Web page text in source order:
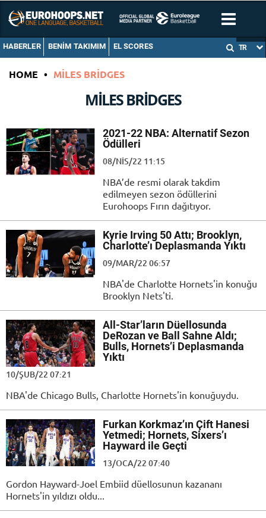
HABERLER BENIM TAKIMIM EL SCORES TR
HOME • MILES BRIDGES
MILES BRIDGES
2021-22 NBA: Alternatif Sezon
Ödülleri
08/NIS/22 11:15
NBA’de resmi olarak takdim
edilmeyen sezon ödüllerini
Eurohoops Fırın dağıtıyor.
Kyrie Irving 50 Attı; Brooklyn,
Charlotte’ı Deplasmanda Yıktı
09/MAR/22 06:57
NBA'de Charlotte Hornets'in konuğu
Brooklyn Nets'ti.
All-Star’ların Düellosunda
DeRozan ve Ball Sahne Aldı;
Bulls, Hornets’i Deplasmanda
Yıktı
10/ŞUB/22 07:21
NBA'de Chicago Bulls, Charlotte Hornets'in konuğuydu.
Furkan Korkmaz’ın Çift Hanesi
Yetmedi; Hornets, Sixers’ı
Hayward ile Geçti
13/OCA/22 07:40
Gordon Hayward-Joel Embiid düellosunun kazananı
Hornets'in yıldızı oldu...